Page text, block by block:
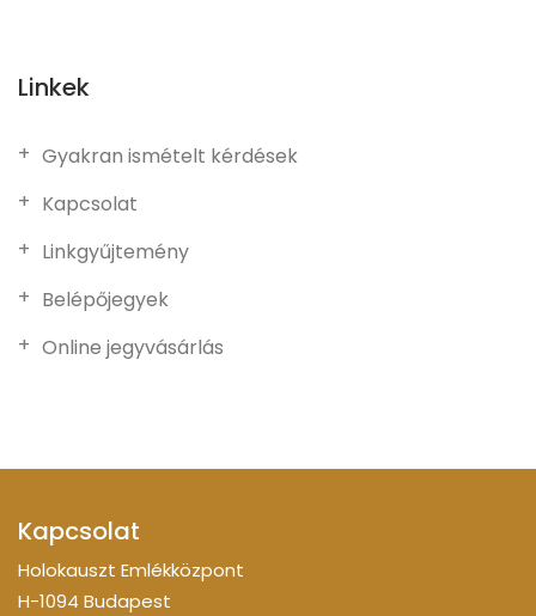
Linkek
Gyakran ismételt kérdések
Kapcsolat
Linkgyűjtemény
Belépőjegyek
Online jegyvásárlás
Kapcsolat
Holokauszt Emlékközpont
H-1094 Budapest